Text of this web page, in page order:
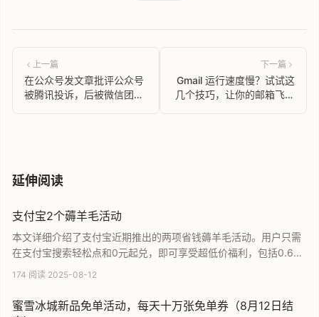
上一篇
在公众号发文章批评公众号
被腾讯投诉，后被微信团队
下一篇
Gmail 运行速度慢？试试这
几个技巧，让你的邮箱飞起
延伸阅读
支付宝2个薅羊毛活动
本文详细介绍了支付宝近期推出的两项省钱薅羊毛活动。用户只需
在支付宝搜索轻松点和0元起兑，即可享受超低价福利，包括0.6元
购买蜜雪冰城冰淇淋以及0.9元兑换古茗柠檬水等多种奶茶优惠。通
出，是广大消费者不容错过的实用省钱指南。
174 阅读·2025-08-12
蜜雪冰城新品免单活动，每天十万张免单券（8月12日结